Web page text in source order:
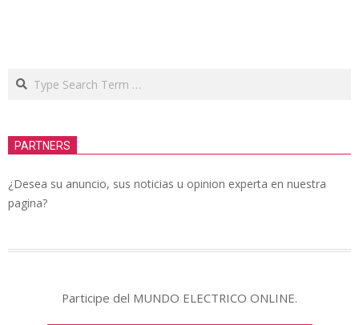
Search
PARTNERS
¿Desea su anuncio, sus noticias u opinion experta en nuestra
pagina?
Participe del MUNDO ELECTRICO ONLINE.